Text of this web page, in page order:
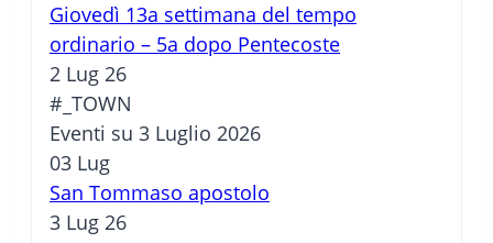
Giovedì 13a settimana del tempo
ordinario – 5a dopo Pentecoste
2 Lug 26
#_TOWN
Eventi su 3 Luglio 2026
03 Lug
San Tommaso apostolo
3 Lug 26